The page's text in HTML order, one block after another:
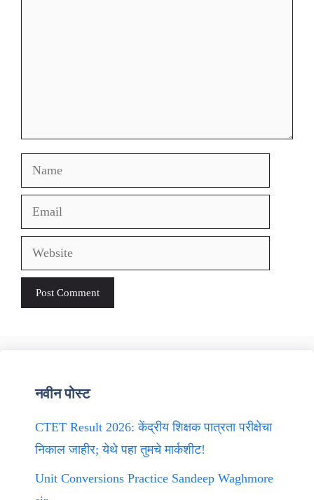
Name
Email
Website
नवीन पोस्ट
CTET Result 2026: केंद्रीय शिक्षक पात्रता परीक्षेचा
निकाल जाहीर; येथे पहा तुमचे मार्कशीट!
Unit Conversions Practice Sandeep Waghmore